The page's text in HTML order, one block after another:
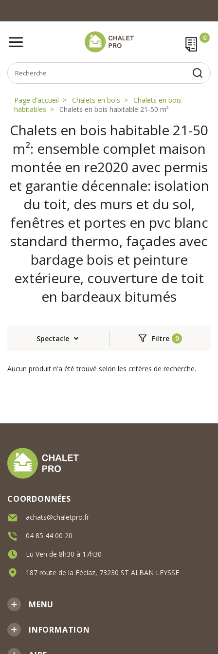
Page d'accueil Chalets en bois
Chalets en bois
habitables
Chalets en bois habitable 21-50 m²
Chalets en bois habitable 21-50
m²: ensemble complet maison
montée en re2020 avec permis
et garantie décennale: isolation
du toit, des murs et du sol,
fenêtres et portes en pvc blanc
standard thermo, façades avec
bardage bois et peinture
extérieure, couverture de toit
en bardeaux bitumés
Spectacle Filtre
Aucun produit n'a été trouvé selon les critères de recherche.
MENU
INFORMATION
COORDONNÉES
achats@chaletpro.fr
04 85 44 00 20
Lu Ven de 8h30 à 17h30
187 route de la Féclaz, 73230 ST ALBAN LEYSSE